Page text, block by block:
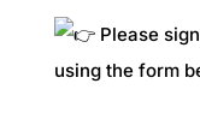
Please
using the form